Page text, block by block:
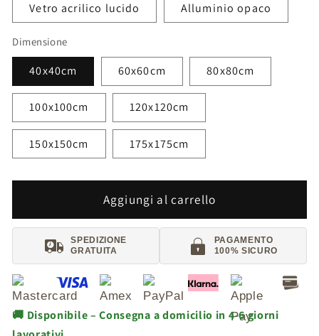
Vetro acrilico lucido Alluminio opaco
Dimensione
40x40cm 60x60cm 80x80cm
100x100cm 120x120cm
150x150cm 175x175cm
Aggiungi al carrello
SPEDIZIONE
GRATUITA
PAGAMENTO
100% SICURO
🚚 Disponibile – Consegna a domicilio in 4-6 giorni